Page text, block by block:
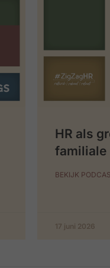
HR als
familiale
BEKIJK
17 juni 2026